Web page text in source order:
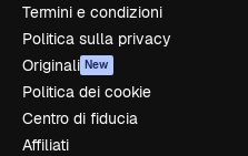
Termini e condizioni
Politica sulla privacy
Originali New
Politica dei cookie
Centro di fiducia
Affiliati